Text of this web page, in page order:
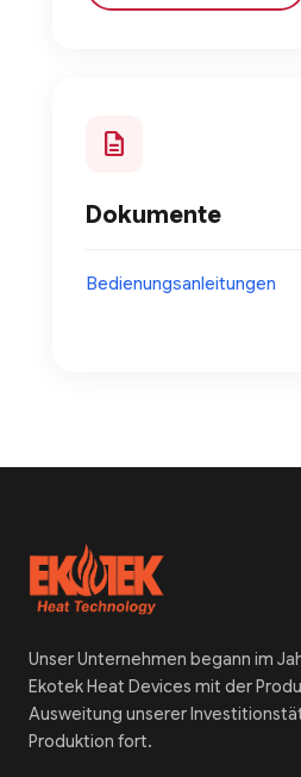
description
Dokumente
Bedienungsanleitungen
Unser Unternehmen begann im
Ekotek Heat Devices mit der
Ausweitung unserer
Produktion fort.